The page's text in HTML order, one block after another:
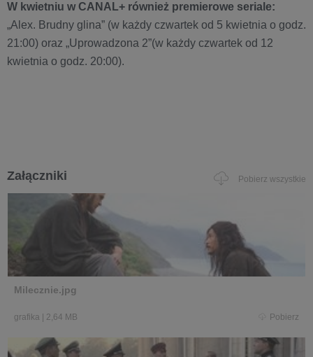
W kwietniu w CANAL+ również premierowe seriale:
„Alex. Brudny glina” (w każdy czwartek od 5 kwietnia o godz.
21:00) oraz „Uprowadzona 2”(w każdy czwartek od 12
kwietnia o godz. 20:00).
Załączniki Pobierz wszystkie
Milecznie.jpg
grafika 2,64 MB Pobierz